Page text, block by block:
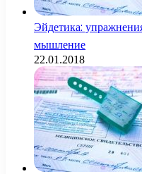
Эйдетика:
мышление
22.01.2018